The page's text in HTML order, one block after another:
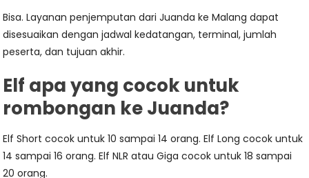
Bisa. Layanan penjemputan dari Juanda ke Malang dapat
disesuaikan dengan jadwal kedatangan, terminal, jumlah
peserta, dan tujuan akhir.
Elf apa yang cocok untuk
rombongan ke Juanda?
Elf Short cocok untuk 10 sampai 14 orang. Elf Long cocok untuk
14 sampai 16 orang. Elf NLR atau Giga cocok untuk 18 sampai
20 orang.